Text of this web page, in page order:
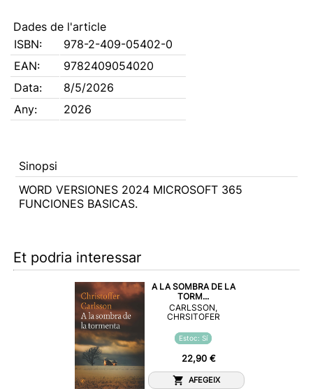
Dades de l'article
ISBN:
978-2-409-05402-0
EAN:
9782409054020
Data:
8/5/2026
Any:
2026
Sinopsi
WORD VERSIONES 2024 MICROSOFT 365
FUNCIONES BASICAS.
Et podria interessar
A LA SOMBRA DE LA
TORM...
CARLSSON,
CHRSITOFER
Estoc: Sí
22,90 €
AFEGEIX